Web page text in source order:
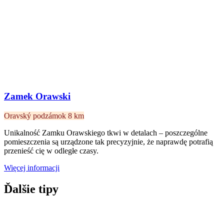
Zamek Orawski
Oravský podzámok 8 km
Unikalność Zamku Orawskiego tkwi w detalach – poszczególne
pomieszczenia są urządzone tak precyzyjnie, że naprawdę potrafią
przenieść cię w odległe czasy.
Więcej informacji
Ďalšie tipy